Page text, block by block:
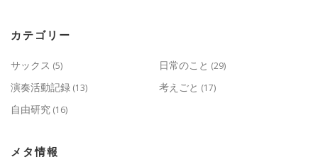
カテゴリー
サックス (5) 日常のこと (29)
演奏活動記録 (13) 考えごと (17)
自由研究 (16)
メタ情報